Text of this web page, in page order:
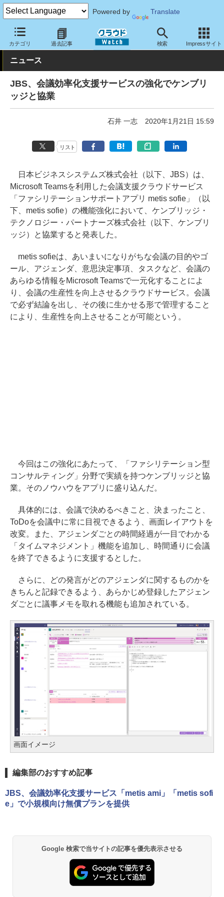
Powered by Translate
カテゴリ 過去記事 検索 Impressサイト
クラウド Watch サービス・ソフト サービス コミュニケーショ
ニュース
JBS、会議効率化支援サービスの強化でケンブリ
ッジと協業
石井 一志 2020年1月21日 15:59
リスト
日本ビジネスシステムズ株式会社（以下、JBS）は、
Microsoft Teamsを利用した会議支援クラウドサービス
「ファシリテーションサポートアプリ metis sofie」（以
下、metis sofie）の機能強化において、ケンブリッジ・
テクノロジー・パートナーズ株式会社（以下、ケンブリ
ッジ）と協業すると発表した。
metis sofieは、あいまいになりがちな会議の目的やゴ
ール、アジェンダ、意思決定事項、タスクなど、会議の
あらゆる情報をMicrosoft Teamsで一元化することによ
り、会議の生産性を向上させるクラウドサービス。会議
で必ず結論を出し、その後に生かせる形で管理すること
により、生産性を向上させることが可能という。
今回はこの強化にあたって、「ファシリテーション型
コンサルティング」分野で実績を持つケンブリッジと協
業。そのノウハウをアプリに盛り込んだ。
具体的には、会議で決めるべきこと、決まったこと、
ToDoを会議中に常に目視できるよう、画面レイアウトを
改変。また、アジェンダごとの時間経過が一目でわかる
「タイムマネジメント」機能を追加し、時間通りに会議
を終了できるように支援するとした。
さらに、どの発言がどのアジェンダに関するものかを
きちんと記録できるよう、あらかじめ登録したアジェン
ダごとに議事メモを取れる機能も追加されている。
画面イメージ
編集部のおすすめ記事
JBS、会議効率化支援サービス「metis ami」「metis sofi
e」で小規模向け無償プランを提供
Google 検索で当サイトの記事を優先表示させる